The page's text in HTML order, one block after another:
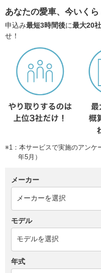
あなたの愛車、今いくら
申込み最短3時間後に最大20社
せ！
※1：本サービスで実施のアンケ
年5月）
メーカー
モデル
年式